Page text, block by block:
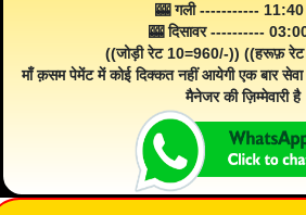
🎰 गली ----------- 11:40
🎰 दिसावर ----------
((जोड़ी रेट 10=960/-)) ((हरूफ़
माँ क़सम पेमेंट में कोई दिक्कत नहीं आयेगी एक बार
मैनेजर की ज़िम्मेवारी है